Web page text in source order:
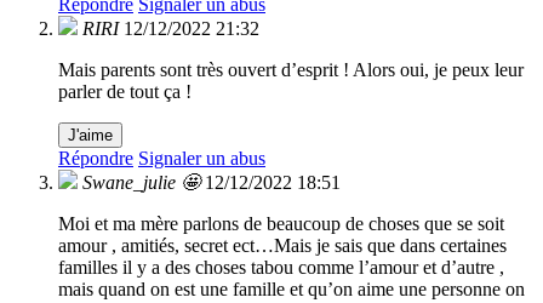
Répondre Signaler un abus
RIRI 12/12/2022 21:32
Mais parents sont très ouvert d’esprit ! Alors oui, je peux leur
parler de tout ça !
J'aime
Répondre Signaler un abus
Swane_julie 🤩 12/12/2022 18:51
Moi et ma mère parlons de beaucoup de choses que se soit
amour , amitiés, secret ect…Mais je sais que dans certaines
familles il y a des choses tabou comme l’amour et d’autre ,
mais quand on est une famille et qu’on aime une personne on